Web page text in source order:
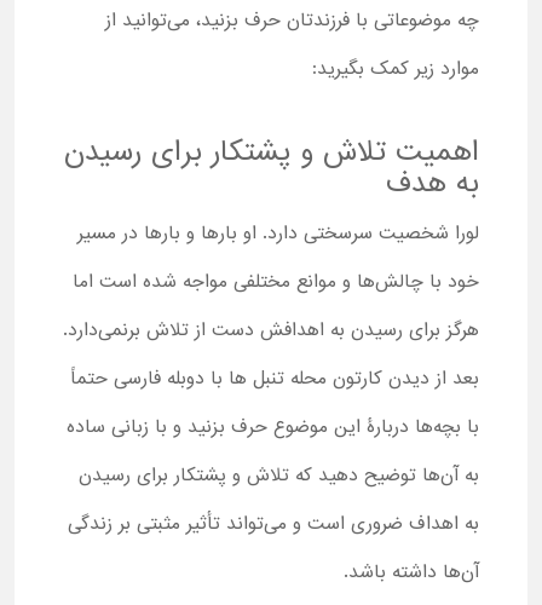
چه موضوعاتی با فرزندتان حرف بزنید، می‌توانید از
موارد زیر کمک بگیرید:
اهمیت تلاش و پشتکار برای رسیدن
به هدف
لورا شخصیت سرسختی دارد. او بارها و بارها در مسیر
خود با چالش‌ها و موانع مختلفی مواجه شده است اما
هرگز برای رسیدن به اهدافش دست از تلاش برنمی‌دارد.
بعد از دیدن کارتون محله تنبل ها با دوبله فارسی حتماً
با بچه‌ها دربارۀ این موضوع حرف بزنید و با زبانی ساده
به آن‌ها توضیح دهید که تلاش و پشتکار برای رسیدن
به اهداف ضروری است و می‌تواند تأثیر مثبتی بر زندگی
آن‌ها داشته باشد.